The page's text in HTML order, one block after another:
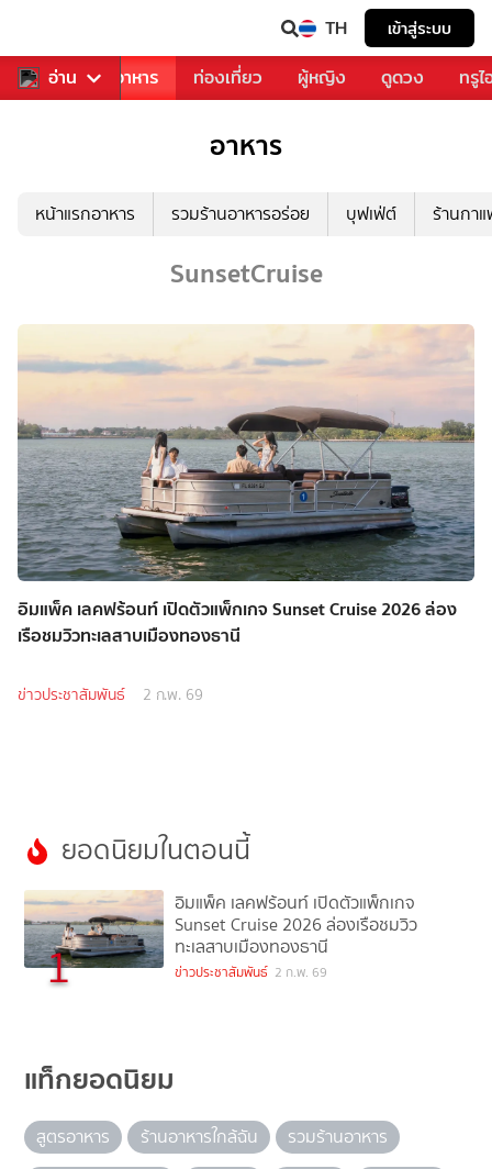
TH เข้าสู่ระบบ
อ่าน
การเพลง อาหาร ท่องเที่ยว ผู้หญิง ดูดวง ทรู
อาหาร
หน้าแรกอาหาร รวมร้านอาหารอร่อย บุฟเฟ่ต์ ร้านกา
SunsetCruise
อิมแพ็ค เลคฟร้อนท์ เปิดตัวแพ็กเกจ Sunset Cruise 2026 ล่อง
เรือชมวิวทะเลสาบเมืองทองธานี
ข่าวประชาสัมพันธ์ 2 ก.พ. 69
ยอดนิยมในตอนนี้
1
อิมแพ็ค เลคฟร้อนท์ เปิดตัวแพ็กเกจ
Sunset Cruise 2026 ล่องเรือชมวิว
ทะเลสาบเมืองทองธานี
ข่าวประชาสัมพันธ์ 2 ก.พ. 69
แท็กยอดนิยม
สูตรอาหาร ร้านอาหารใกล้ฉัน
รวมร้านอาหาร